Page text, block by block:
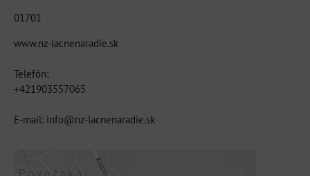
01701
www.nz-lacnenaradie.sk
Telefón:
+421903557065
E-mail: info@nz-lacnenaradie.sk